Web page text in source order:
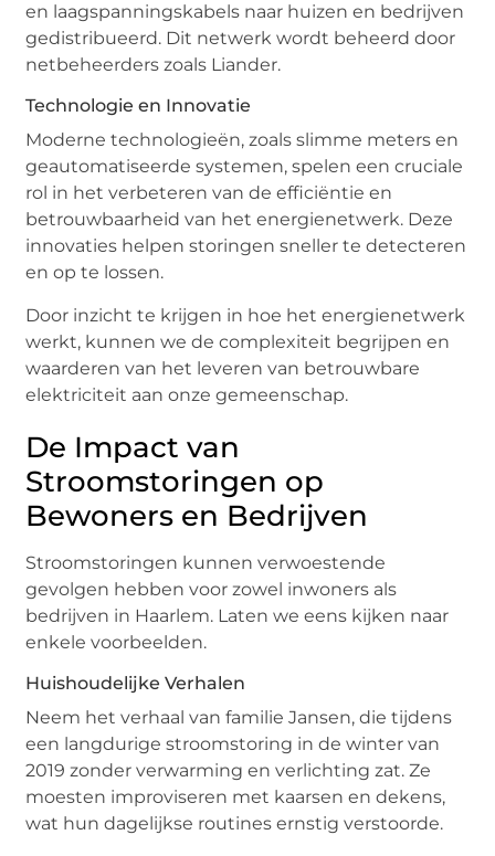
en laagspanningskabels naar huizen en bedrijven
gedistribueerd. Dit netwerk wordt beheerd door
netbeheerders zoals Liander.
Technologie en Innovatie
Moderne technologieën, zoals slimme meters en
geautomatiseerde systemen, spelen een cruciale
rol in het verbeteren van de efficiëntie en
betrouwbaarheid van het energienetwerk. Deze
innovaties helpen storingen sneller te detecteren
en op te lossen.
Door inzicht te krijgen in hoe het energienetwerk
werkt, kunnen we de complexiteit begrijpen en
waarderen van het leveren van betrouwbare
elektriciteit aan onze gemeenschap.
De Impact van
Stroomstoringen op
Bewoners en Bedrijven
Stroomstoringen kunnen verwoestende
gevolgen hebben voor zowel inwoners als
bedrijven in Haarlem. Laten we eens kijken naar
enkele voorbeelden.
Huishoudelijke Verhalen
Neem het verhaal van familie Jansen, die tijdens
een langdurige stroomstoring in de winter van
2019 zonder verwarming en verlichting zat. Ze
moesten improviseren met kaarsen en dekens,
wat hun dagelijkse routines ernstig verstoorde.